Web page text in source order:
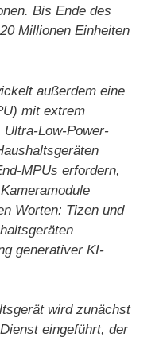
Bis Ende des
Millionen Einheiten
außerdem eine
mit extrem
Low-Power-
MPUs erfordern,
Worten: Tizen und
generativer KI-
wird zunächst
eingeführt, der